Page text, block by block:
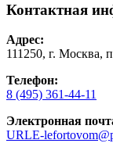
Контактная
Адрес:
111250, г. Москва,
Телефон:
8 (495) 361-44-11
Электронная
URLE-